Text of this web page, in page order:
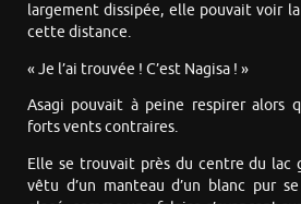
largement dissipée, elle pouvait voir
cette distance.
« Je l’ai trouvée ! C’est Nagisa ! »
Asagi pouvait à peine respirer alors
forts vents contraires.
Elle se trouvait près du centre du lac
vêtu d’un manteau d’un blanc pur